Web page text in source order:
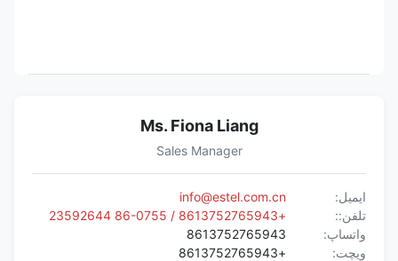
Ms. Fiona Liang
Sales Manager
ایمیل:
info@estel.com.cn
تلفن::
+8613752765943 / 86-0755 23592644
واتساپ:
8613752765943
ویچت:
+8613752765943